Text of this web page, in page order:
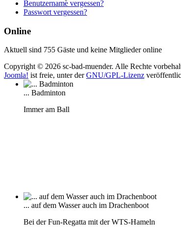
... Badminton
Immer am Ball
... auf dem Wasser auch im Drachenboot
Bei der Fun-Regatta mit der WTS-Hameln
Benutzername vergessen?
Passwort vergessen?
Online
Aktuell sind 755 Gäste und keine Mitglieder online
Copyright © 2026 sc-bad-muender. Alle Rechte
Joomla! ist freie, unter derGNU/GPL-Lizenz